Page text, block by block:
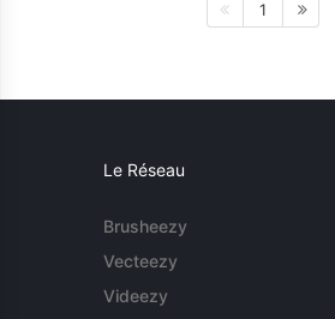
1
Le Réseau
Brusheezy
Vecteezy
Videezy